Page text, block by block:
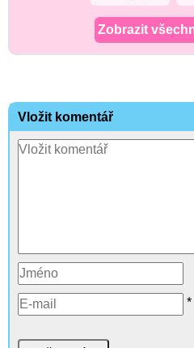
Zobrazit
Vložit komentář
*